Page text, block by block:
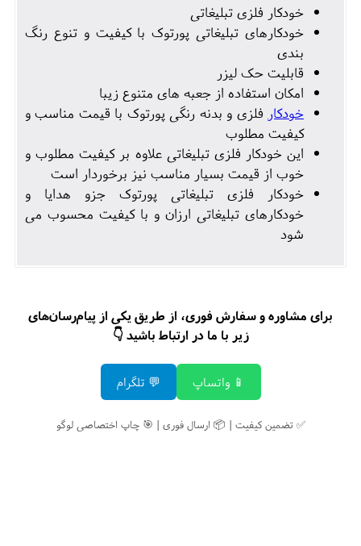
خودکار فلزی تبلیغاتی
خودکارهای تبلیغاتی پورتوک با کیفیت و تنوع رنگ
بندی
قابلیت حک لیزر
امکان استفاده از جعبه های متنوع زیبا
خودکار فلزی و بدنه رنگی پورتوک با قیمت مناسب و
کیفیت مطلوب
این خودکار فلزی تبلیغاتی علاوه بر کیفیت مطلوب و
خوب از قیمت بسیار مناسب نیز برخوردار است
خودکار فلزی تبلیغاتی پورتوک جزو هدایا و
خودکارهای تبلیغاتی ارزان و با کیفیت محسوب می
شود
برای مشاوره و سفارش فوری، از طریق یکی از پیام‌رسان‌های
زیر با ما در ارتباط باشید 👇
📱 واتساپ 💬 تلگرام
✅ تضمین کیفیت | 📦 ارسال فوری | 🎯 چاپ اختصاصی لوگو